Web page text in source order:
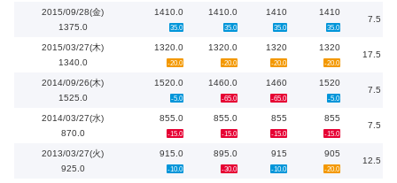
2015/09/28(金)
1375.0
1410.0
35.0
1410.0
35.0
1410
35.0
1410
35.0
7.5
2015/03/27(木)
1340.0
1320.0
-20.0
1320.0
-20.0
1320
-20.0
1320
-20.0
17.5
2014/09/26(木)
1525.0
1520.0
-5.0
1460.0
-65.0
1460
-65.0
1520
-5.0
7.5
2014/03/27(水)
870.0
855.0
-15.0
855.0
-15.0
855
-15.0
855
-15.0
7.5
2013/03/27(火)
925.0
915.0
-10.0
895.0
-30.0
915
-10.0
905
-20.0
12.5